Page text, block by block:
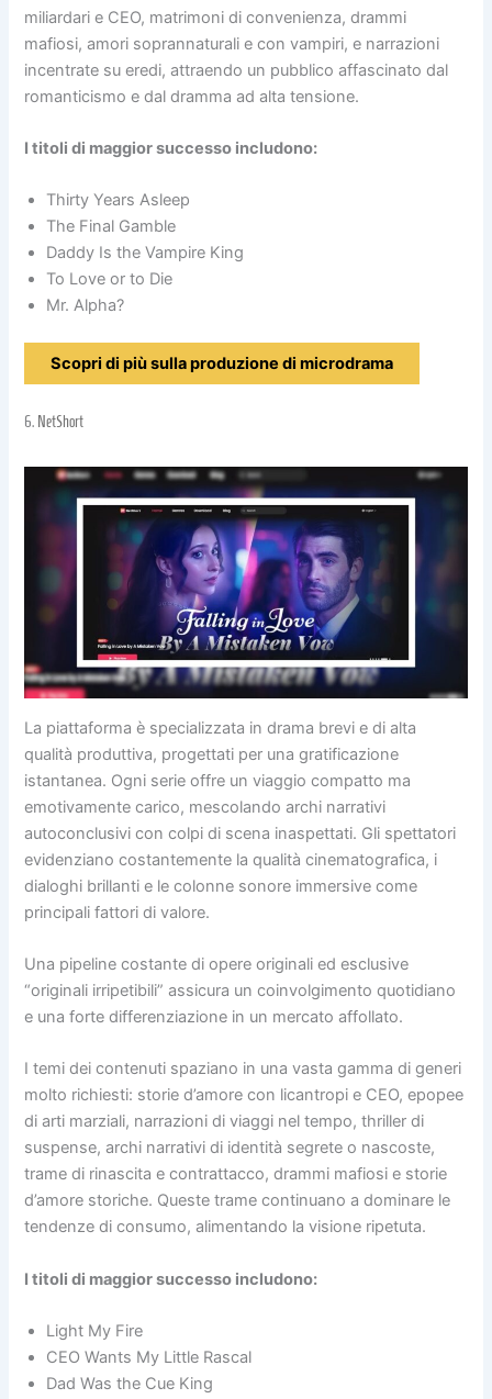
miliardari e CEO, matrimoni di convenienza, drammi
mafiosi, amori soprannaturali e con vampiri, e narrazioni
incentrate su eredi, attraendo un pubblico affascinato dal
romanticismo e dal dramma ad alta tensione.
I titoli di maggior successo includono:
Thirty Years Asleep
The Final Gamble
Daddy Is the Vampire King
To Love or to Die
Mr. Alpha?
Scopri di più sulla produzione di microdrama
6. NetShort
La piattaforma è specializzata in drama brevi e di alta
qualità produttiva, progettati per una gratificazione
istantanea. Ogni serie offre un viaggio compatto ma
emotivamente carico, mescolando archi narrativi
autoconclusivi con colpi di scena inaspettati. Gli spettatori
evidenziano costantemente la qualità cinematografica, i
dialoghi brillanti e le colonne sonore immersive come
principali fattori di valore.
Una pipeline costante di opere originali ed esclusive
“originali irripetibili” assicura un coinvolgimento quotidiano
e una forte differenziazione in un mercato affollato.
I temi dei contenuti spaziano in una vasta gamma di generi
molto richiesti: storie d’amore con licantropi e CEO, epopee
di arti marziali, narrazioni di viaggi nel tempo, thriller di
suspense, archi narrativi di identità segrete o nascoste,
trame di rinascita e contrattacco, drammi mafiosi e storie
d’amore storiche. Queste trame continuano a dominare le
tendenze di consumo, alimentando la visione ripetuta.
I titoli di maggior successo includono:
Light My Fire
CEO Wants My Little Rascal
Dad Was the Cue King